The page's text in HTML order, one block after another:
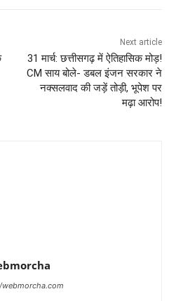
Next article
31 मार्च: छत्तीसगढ़ में ऐतिहासिक मोड़!
CM साय बोले- डबल इंजन सरकार ने
नक्सलवाद की जड़ें तोड़ी, भूपेश पर
मढ़ा आरोप!